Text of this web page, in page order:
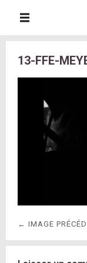
13-FFE-
← IMAGE